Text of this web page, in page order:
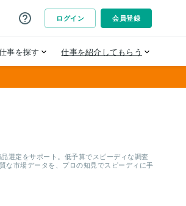
選定をサポート。低予算でスピーディな調査
な市場データを、プロの知見でスピーディに手